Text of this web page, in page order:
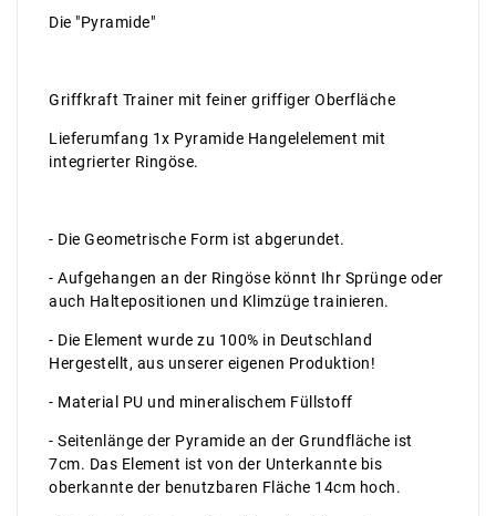
Die "Pyramide"
Griffkraft Trainer mit feiner griffiger Oberfläche
Lieferumfang 1x Pyramide Hangelelement mit
integrierter Ringöse.
- Die Geometrische Form ist abgerundet.
- Aufgehangen an der Ringöse könnt Ihr Sprünge oder
auch Haltepositionen und Klimzüge trainieren.
- Die Element wurde zu 100% in Deutschland
Hergestellt, aus unserer eigenen Produktion!
- Material PU und mineralischem Füllstoff
- Seitenlänge der Pyramide an der Grundfläche ist
7cm. Das Element ist von der Unterkannte bis
oberkannte der benutzbaren Fläche 14cm hoch.